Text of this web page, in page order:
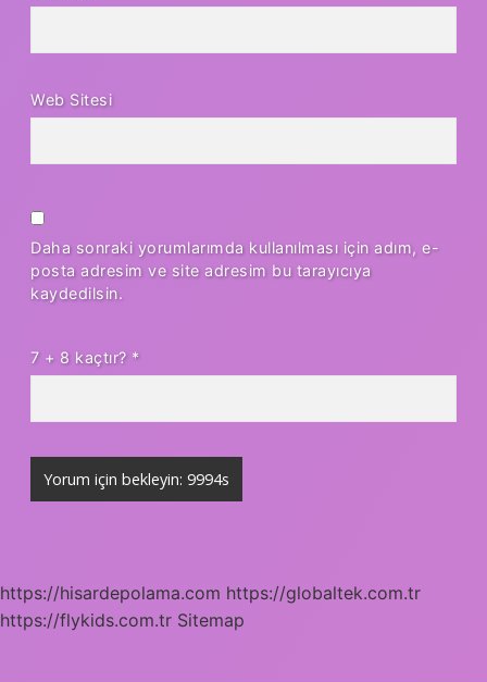
Web Sitesi
Daha sonraki yorumlarımda kullanılması için adım, e-
posta adresim ve site adresim bu tarayıcıya
kaydedilsin.
7 + 8 kaçtır? *
https://hisardepolama.com https://globaltek.com.tr
https://flykids.com.tr Sitemap